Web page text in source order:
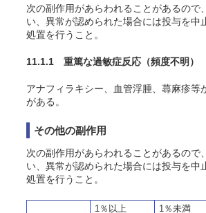
次の副作用があらわれることがあるので
い、異常が認められた場合には投与を中
処置を行うこと。
11.1.1 重篤な過敏症反応 （頻度不明）
アナフィラキシー、血管浮腫、蕁麻疹等
がある。
その他の副作用
次の副作用があらわれることがあるので
い、異常が認められた場合には投与を中
処置を行うこと。
1％以上 1％未満